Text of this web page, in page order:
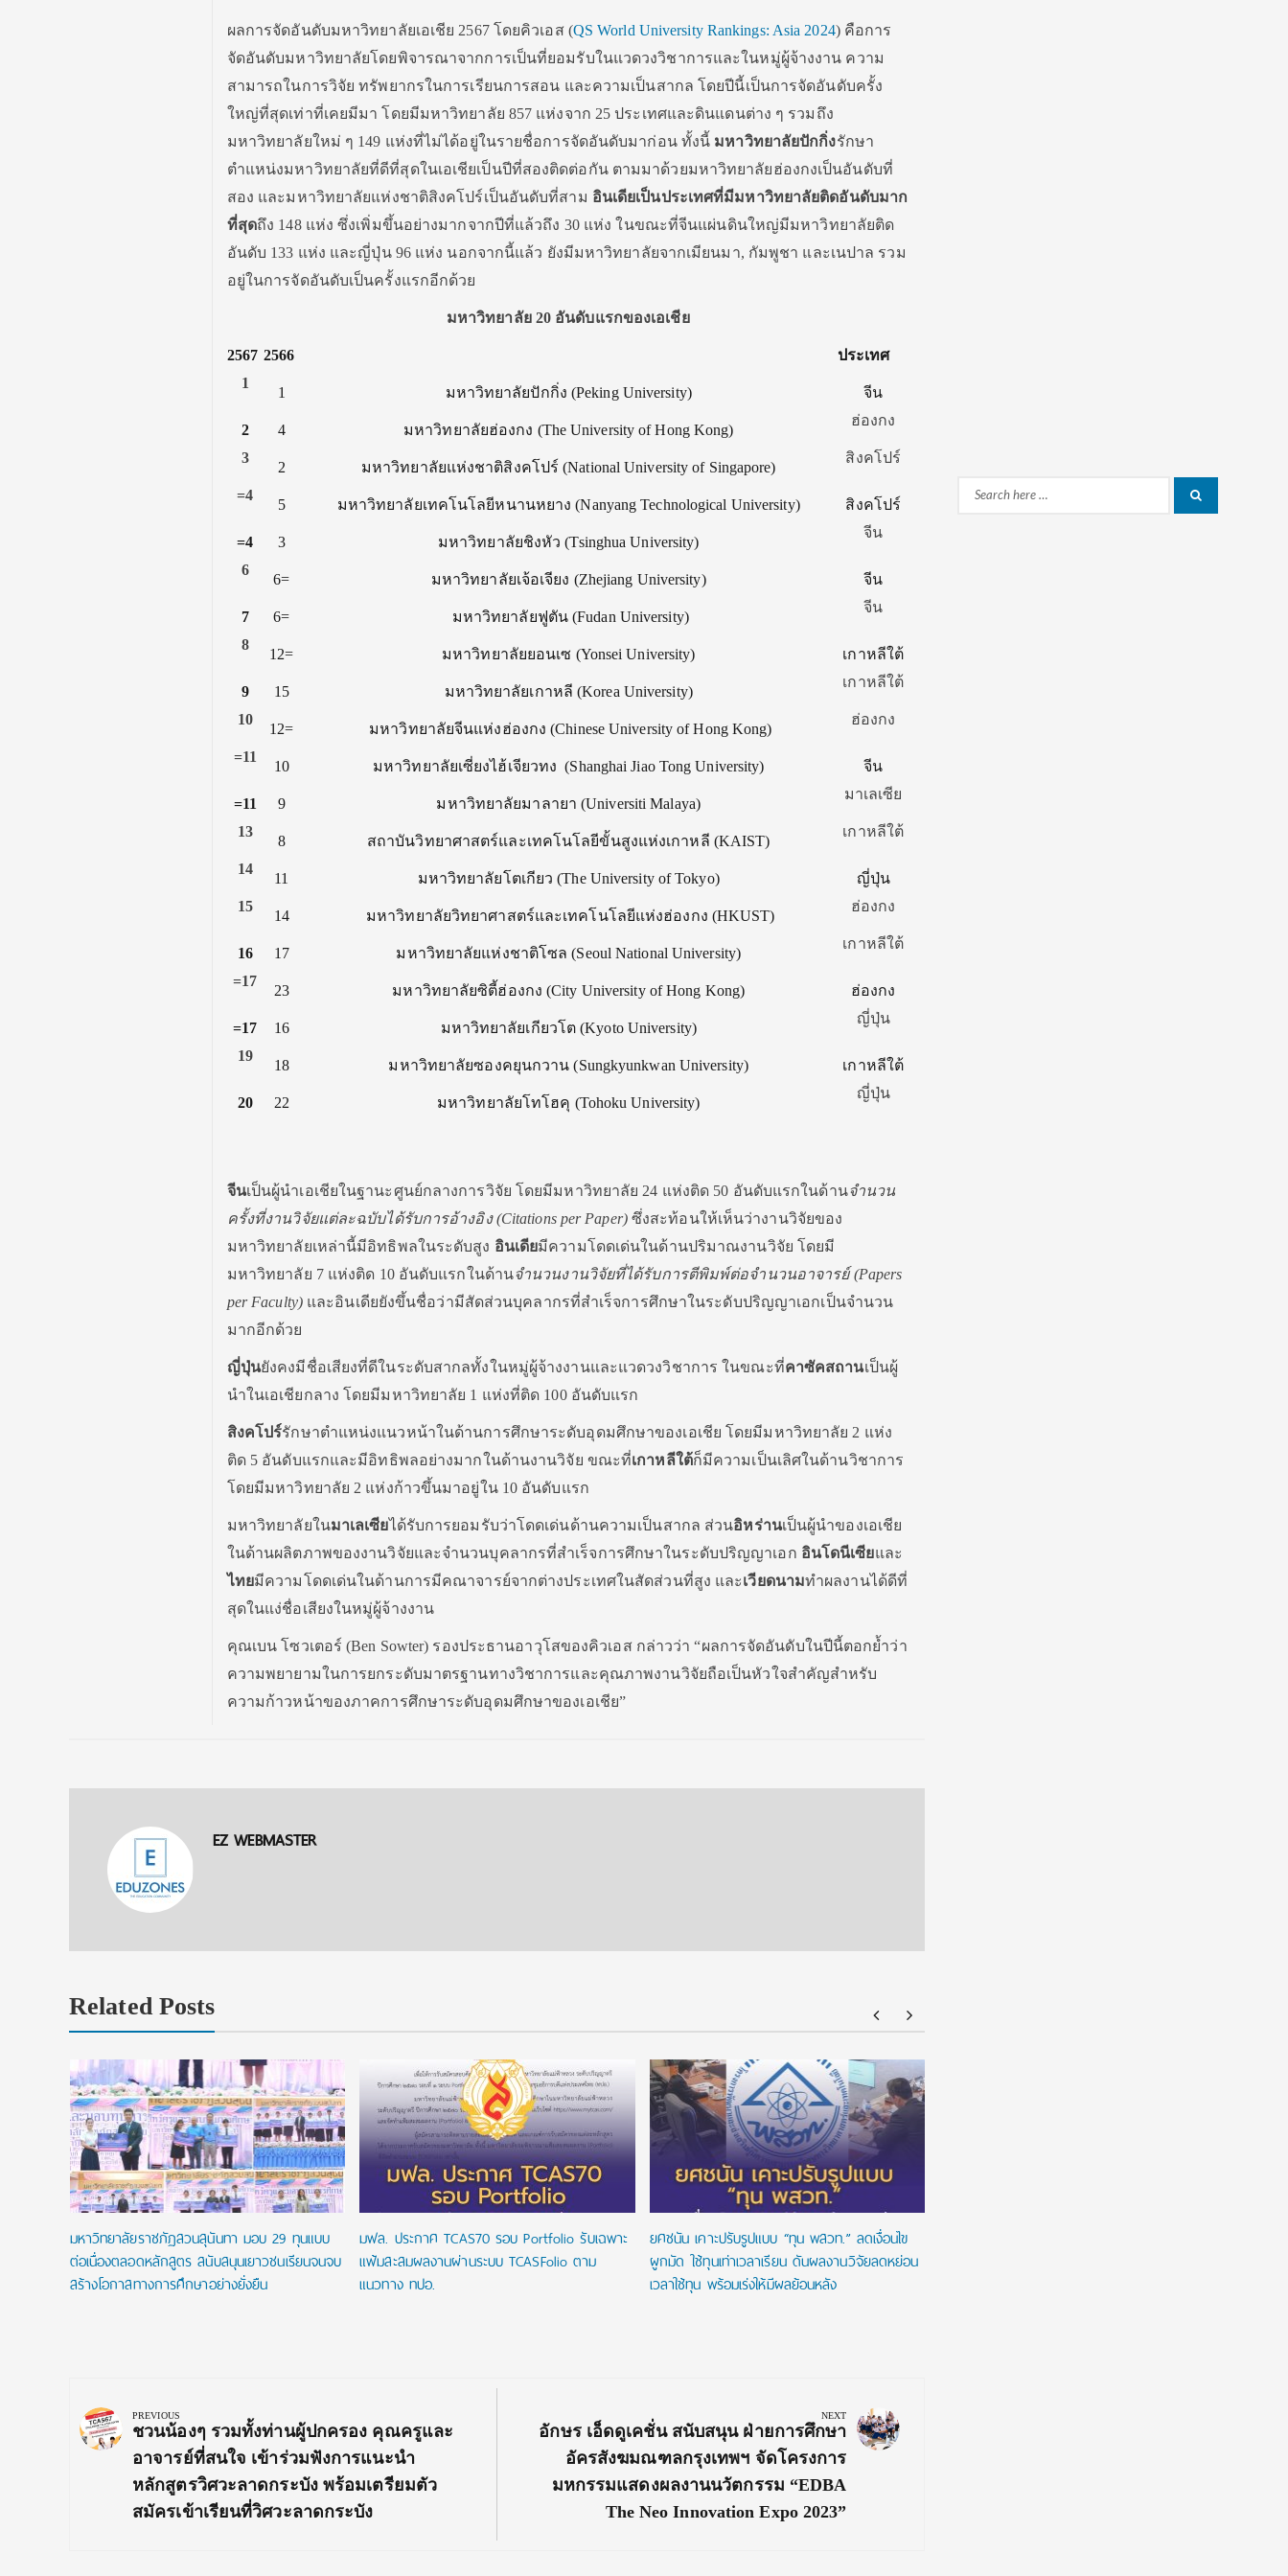
ผลการจัดอันดับมหาวิทยาลัยเอเชีย 2567 โดยคิวเอส (QS World University Rankings: Asia 2024) คือการ
จัดอันดับมหาวิทยาลัยโดยพิจารณาจากการเป็นที่ยอมรับในแวดวงวิชาการและในหมู่ผู้จ้างงาน ความ
สามารถในการวิจัย ทรัพยากรในการเรียนการสอน และความเป็นสากล โดยปีนี้เป็นการจัดอันดับครั้ง
ใหญ่ที่สุดเท่าที่เคยมีมา โดยมีมหาวิทยาลัย 857 แห่งจาก 25 ประเทศและดินแดนต่าง ๆ รวมถึง
มหาวิทยาลัยใหม่ ๆ 149 แห่งที่ไม่ได้อยู่ในรายชื่อการจัดอันดับมาก่อน ทั้งนี้ มหาวิทยาลัยปักกิ่งรักษา
ตำแหน่งมหาวิทยาลัยที่ดีที่สุดในเอเชียเป็นปีที่สองติดต่อกัน ตามมาด้วยมหาวิทยาลัยฮ่องกงเป็นอันดับที่
สอง และมหาวิทยาลัยแห่งชาติสิงคโปร์เป็นอันดับที่สาม อินเดียเป็นประเทศที่มีมหาวิทยาลัยติดอันดับมาก
ที่สุดถึง 148 แห่ง ซึ่งเพิ่มขึ้นอย่างมากจากปีที่แล้วถึง 30 แห่ง ในขณะที่จีนแผ่นดินใหญ่มีมหาวิทยาลัยติด
อันดับ 133 แห่ง และญี่ปุ่น 96 แห่ง นอกจากนี้แล้ว ยังมีมหาวิทยาลัยจากเมียนมา, กัมพูชา และเนปาล รวม
อยู่ในการจัดอันดับเป็นครั้งแรกอีกด้วย
มหาวิทยาลัย 20 อันดับแรกของเอเชีย
2567 2566
ประเทศ
1
1 มหาวิทยาลัยปักกิ่ง (Peking University) จีน
2 4 มหาวิทยาลัยฮ่องกง (The University of Hong Kong)
ฮ่องกง
3
2 มหาวิทยาลัยแห่งชาติสิงคโปร์ (National University of Singapore)
สิงคโปร์
=4
5 มหาวิทยาลัยเทคโนโลยีหนานหยาง (Nanyang Technological University) สิงคโปร์
=4 3 มหาวิทยาลัยชิงหัว (Tsinghua University)
จีน
6
6= มหาวิทยาลัยเจ้อเจียง (Zhejiang University) จีน
7 6= มหาวิทยาลัยฟูตัน (Fudan University)
จีน
8
12= มหาวิทยาลัยยอนเซ (Yonsei University) เกาหลีใต้
9 15 มหาวิทยาลัยเกาหลี (Korea University)
เกาหลีใต้
10
12= มหาวิทยาลัยจีนแห่งฮ่องกง (Chinese University of Hong Kong)
ฮ่องกง
=11
10 มหาวิทยาลัยเซี่ยงไฮ้เจียวทง (Shanghai Jiao Tong University) จีน
=11 9 มหาวิทยาลัยมาลายา (Universiti Malaya)
มาเลเซีย
13
8 สถาบันวิทยาศาสตร์และเทคโนโลยีขั้นสูงแห่งเกาหลี (KAIST)
เกาหลีใต้
14
11 มหาวิทยาลัยโตเกียว (The University of Tokyo)
ญี่ปุ่น
15
14 มหาวิทยาลัยวิทยาศาสตร์และเทคโนโลยีแห่งฮ่องกง (HKUST)
ฮ่องกง
16 17 มหาวิทยาลัยแห่งชาติโซล (Seoul National University)
เกาหลีใต้
=17
23 มหาวิทยาลัยซิตี้ฮ่องกง (City University of Hong Kong) ฮ่องกง
=17 16 มหาวิทยาลัยเกียวโต (Kyoto University)
ญี่ปุ่น
19
18 มหาวิทยาลัยซองคยุนกวาน (Sungkyunkwan University) เกาหลีใต้
20 22 มหาวิทยาลัยโทโฮคุ (Tohoku University)
ญี่ปุ่น
จีนเป็นผู้นำเอเชียในฐานะศูนย์กลางการวิจัย โดยมีมหาวิทยาลัย 24 แห่งติด 50 อันดับแรกในด้านจำนวน
ครั้งที่งานวิจัยแต่ละฉบับได้รับการอ้างอิง(Citations per Paper) ซึ่งสะท้อนให้เห็นว่างานวิจัยของ
มหาวิทยาลัยเหล่านี้มีอิทธิพลในระดับสูง อินเดียมีความโดดเด่นในด้านปริมาณงานวิจัย โดยมี
มหาวิทยาลัย 7 แห่งติด 10 อันดับแรกในด้านจำนวนงานวิจัยที่ได้รับการตีพิมพ์ต่อจำนวนอาจารย์ (Papers
per Faculty) และอินเดียยังขึ้นชื่อว่ามีสัดส่วนบุคลากรที่สำเร็จการศึกษาในระดับปริญญาเอกเป็นจำนวน
มากอีกด้วย
ญี่ปุ่นยังคงมีชื่อเสียงที่ดีในระดับสากลทั้งในหมู่ผู้จ้างงานและแวดวงวิชาการ ในขณะที่คาซัคสถานเป็นผู้
นำในเอเชียกลาง โดยมีมหาวิทยาลัย 1 แห่งที่ติด 100 อันดับแรก
สิงคโปร์รักษาตำแหน่งแนวหน้าในด้านการศึกษาระดับอุดมศึกษาของเอเชีย โดยมีมหาวิทยาลัย 2 แห่ง
ติด 5 อันดับแรกและมีอิทธิพลอย่างมากในด้านงานวิจัย ขณะที่เกาหลีใต้ก็มีความเป็นเลิศในด้านวิชาการ
โดยมีมหาวิทยาลัย 2 แห่งก้าวขึ้นมาอยู่ใน 10 อันดับแรก
มหาวิทยาลัยในมาเลเซียได้รับการยอมรับว่าโดดเด่นด้านความเป็นสากล ส่วนอิหร่านเป็นผู้นำของเอเชีย
ในด้านผลิตภาพของงานวิจัยและจำนวนบุคลากรที่สำเร็จการศึกษาในระดับปริญญาเอก อินโดนีเซียและ
ไทยมีความโดดเด่นในด้านการมีคณาจารย์จากต่างประเทศในสัดส่วนที่สูง และเวียดนามทำผลงานได้ดีที่
สุดในแง่ชื่อเสียงในหมู่ผู้จ้างงาน
คุณเบน โซวเตอร์ (Ben Sowter) รองประธานอาวุโสของคิวเอส กล่าวว่า “ผลการจัดอันดับในปีนี้ตอกย้ำว่า
ความพยายามในการยกระดับมาตรฐานทางวิชาการและคุณภาพงานวิจัยถือเป็นหัวใจสำคัญสำหรับ
ความก้าวหน้าของภาคการศึกษาระดับอุดมศึกษาของเอเชีย”
EZ WEBMASTER
Related Posts
มหาวิทยาลัยราชภัฏสวนสุนันทา มอบ 29 ทุนแบบ
ต่อเนื่องตลอดหลักสูตร สนับสนุนเยาวชนเรียนจนจบ
สร้างโอกาสทางการศึกษาอย่างยั่งยืน
มฟล. ประกาศ TCAS70 รอบ Portfolio รับเฉพาะ
แฟ้มสะสมผลงานผ่านระบบ TCASFolio ตาม
แนวทาง ทปอ.
ยศชนัน เคาะปรับรูปแบบ “ทุน พสวท.” ลดเงื่อนไข
ผูกมัด ใช้ทุนเท่าเวลาเรียน ดันผลงานวิจัยลดหย่อน
เวลาใช้ทุน พร้อมเร่งให้มีผลย้อนหลัง
navigation
PREVIOUS
Previous
Post:
ชวนน้องๆ รวมทั้งท่านผู้ปกครอง คุณครูและ
อาจารย์ที่สนใจ เข้าร่วมฟังการแนะนำ
หลักสูตรวิศวะลาดกระบัง พร้อมเตรียมตัว
สมัครเข้าเรียนที่วิศวะลาดกระบัง
NEXT
Next
Post:
อักษร เอ็ดดูเคชั่น สนับสนุน ฝ่ายการศึกษา
อัครสังฆมณฑลกรุงเทพฯ จัดโครงการ
มหกรรมแสดงผลงานนวัตกรรม “EDBA
The Neo Innovation Expo 2023”
Search